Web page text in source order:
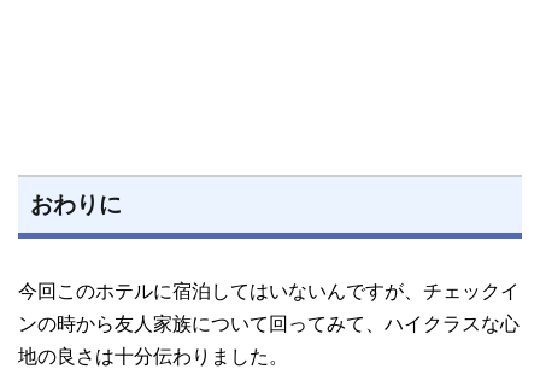
おわりに
今回このホテルに宿泊してはいないんですが、チェックイ
ンの時から友人家族について回ってみて、ハイクラスな心
地の良さは十分伝わりました。